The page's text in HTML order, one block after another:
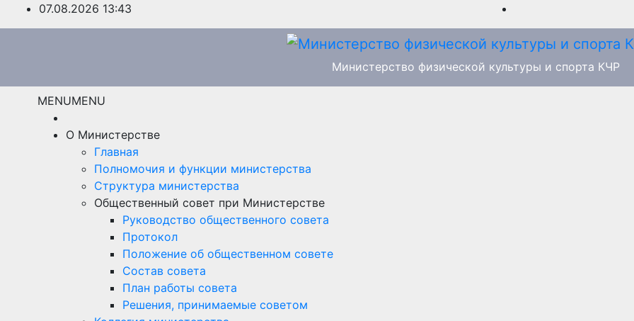
Перейти
к
07.08.2026 13:43
Министерство физической культуры и спорта КЧР
MENUMENU
О Министерстве
Главная
Полномочия и функции министерства
Структура министерства
Общественный совет при Министерстве
Руководство общественного совета
Протокол
Положение об общественном совете
Состав совета
План работы совета
Решения, принимаемые советом